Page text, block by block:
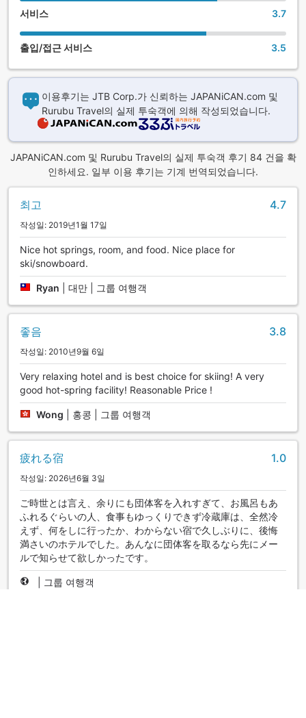
서비스 3.7
출입/접근 서비스 3.5
이용후기는 JTB Corp.가 신뢰하는 JAPANiCAN.com 및
Rurubu Travel의 실제 투숙객에 의해 작성되었습니다.
JAPANiCAN.com 및 Rurubu Travel의 실제 투숙객 후기 84 건을 확
인하세요. 일부 이용 후기는 기계 번역되었습니다.
최고 4.7
작성일: 2019년1월 17일
Nice hot springs, room, and food. Nice place for
ski/snowboard.
Ryan 대만 | 그룹 여행객
좋음 3.8
작성일: 2010년9월 6일
Very relaxing hotel and is best choice for skiing! A very
good hot-spring facility! Reasonable Price !
Wong 홍콩 | 그룹 여행객
疲れる宿 1.0
작성일: 2026년6월 3일
ご時世とは言え、余りにも団体客を入れすぎて、お風呂もあ
ふれるぐらいの人、食事もゆっくりできず冷蔵庫は、全然冷
えず、何をしに行ったか、わからない宿で久しぶりに、後悔
満さいのホテルでした。あんなに団体客を取るなら先にメー
ルで知らせて欲しかったです。
그룹 여행객